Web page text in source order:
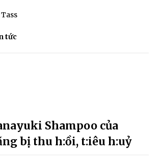
tức
Shampoo của
bị thu h:ồi, t:iêu h:uỷ